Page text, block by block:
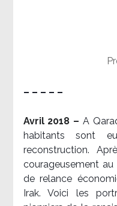
– – – – –
Avril 2018 –A
habitants sont
reconstruction.
courageusement
de relance
Irak. Voici les